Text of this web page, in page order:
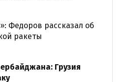
Федоров рассказал об
ракеты
Грузия